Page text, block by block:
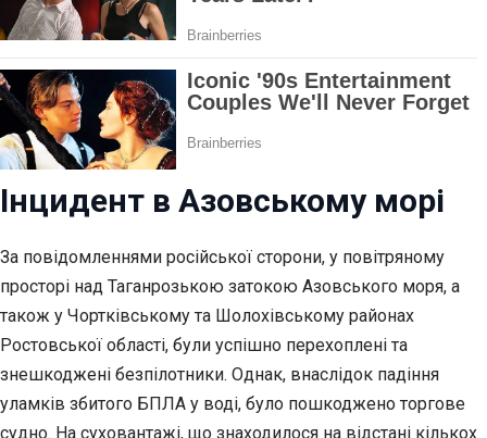
Інцидент в Азовському морі
За повідомленнями російської сторони, у повітряному
просторі над Таганрозькою затокою Азовського моря, а
також у Чортківському та Шолохівському районах
Ростовської області, були успішно перехоплені та
знешкоджені безпілотники. Однак, внаслідок падіння
уламків збитого БПЛА у воді, було пошкоджено торгове
судно. На суховантажі, що знаходилося на відстані кількох